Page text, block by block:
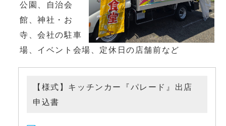
公園、自治会
館、神社・お
寺、会社の駐車
場、イベント会場、定休日の店舗前など
【様式】キッチンカー『パレード』出店
申込書